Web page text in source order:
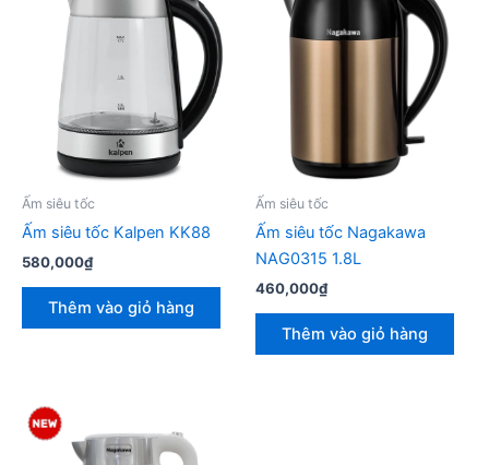
Ấm siêu tốc
Ấm siêu tốc Kalpen KK88
580,000₫
Thêm vào giỏ hàng
Ấm siêu tốc
Ấm siêu tốc Nagakawa
NAG0315 1.8L
460,000₫
Thêm vào giỏ hàng